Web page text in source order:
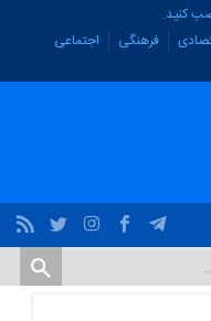
کنید.
فرهنگی
اجتماعی